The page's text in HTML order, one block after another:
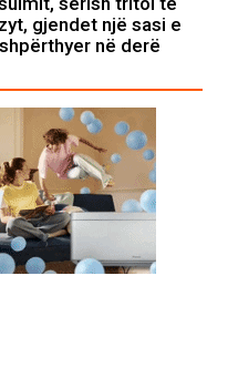
gjendet një sasi e
në derë